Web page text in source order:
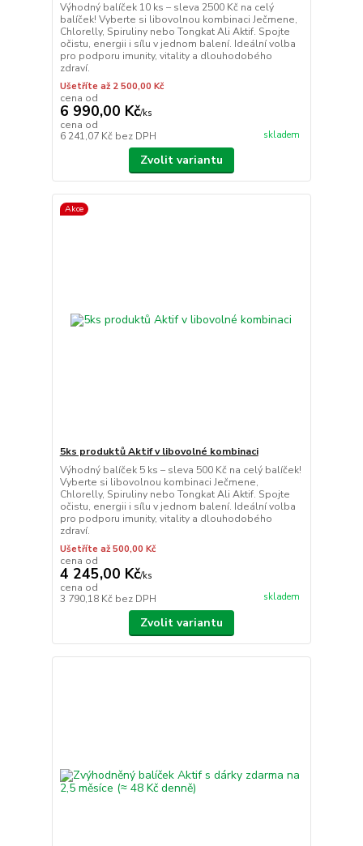
Výhodný balíček 10 ks – sleva 2500 Kč na celý
balíček! Vyberte si libovolnou kombinaci Ječmene,
Chlorelly, Spiruliny nebo Tongkat Ali Aktif. Spojte
očistu, energii i sílu v jednom balení. Ideální volba
pro podporu imunity, vitality a dlouhodobého
zdraví.
Ušetříte až 2 500,00 Kč
cena od
6 990,00 Kč/ks
cena od
6 241,07 Kč bez DPH skladem
Zvolit variantu
Akce
5ks produktů Aktif v libovolné kombinaci
Výhodný balíček 5 ks – sleva 500 Kč na celý balíček!
Vyberte si libovolnou kombinaci Ječmene,
Chlorelly, Spiruliny nebo Tongkat Ali Aktif. Spojte
očistu, energii i sílu v jednom balení. Ideální volba
pro podporu imunity, vitality a dlouhodobého
zdraví.
Ušetříte až 500,00 Kč
cena od
4 245,00 Kč/ks
cena od
3 790,18 Kč bez DPH skladem
Zvolit variantu